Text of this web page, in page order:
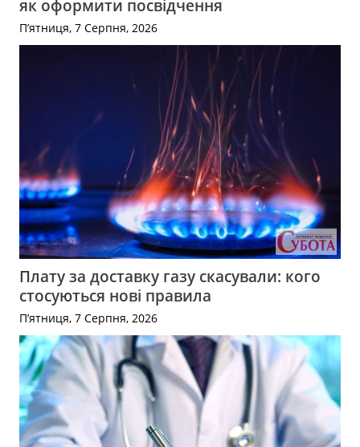
як оформити посвідчення
П’ятниця, 7 Серпня, 2026
Плату за доставку газу скасували: кого
стосуються нові правила
П’ятниця, 7 Серпня, 2026